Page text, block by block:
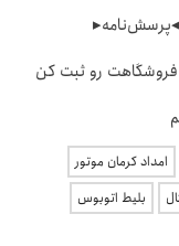
امداد کرمان موتور
بلیط اتوبوس